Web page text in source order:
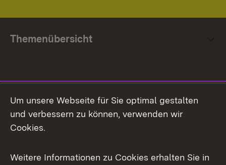
Themenübersicht
Facebook
X / Twitter
Um unsere Webseite für Sie optimal gestalten
und verbessern zu können, verwenden wir
Cookies.
Weitere Informationen zu Cookies erhalten Sie in